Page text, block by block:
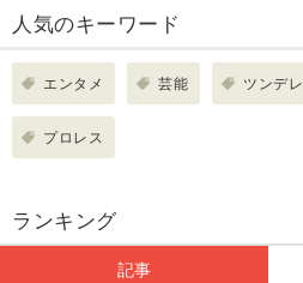
人気のキーワード
エンタメ 芸能 ツンデレ
プロレス
ランキング
記事